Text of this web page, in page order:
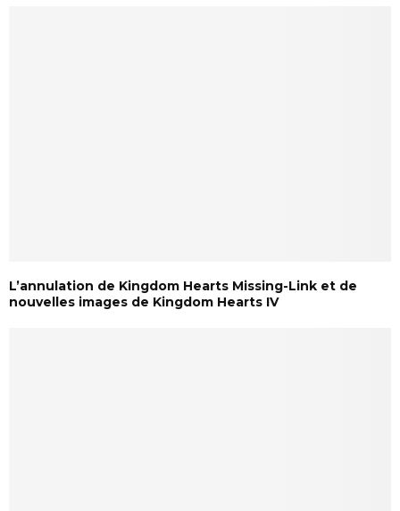
L’annulation de Kingdom Hearts Missing-Link et de
nouvelles images de Kingdom Hearts IV